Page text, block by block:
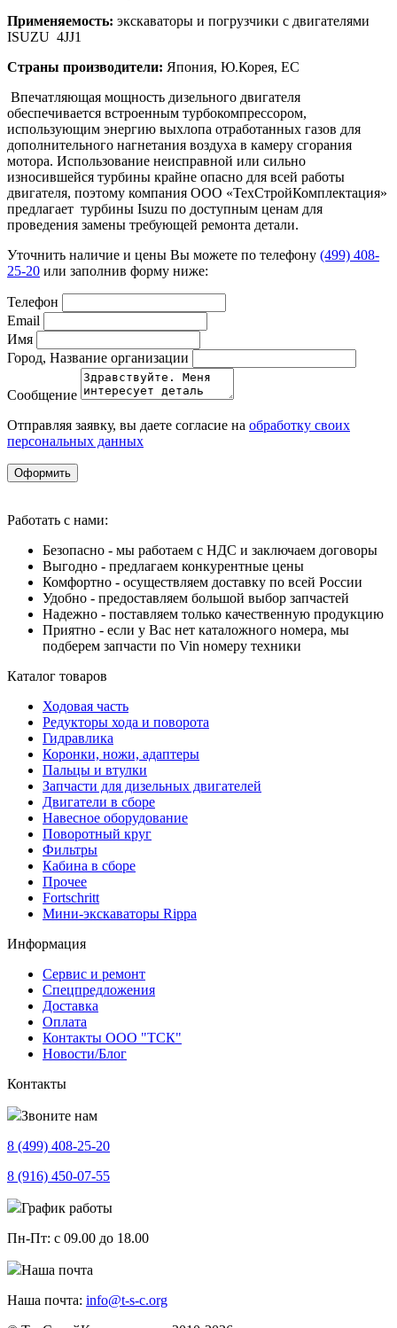
Применяемость: экскаваторы и погрузчики с двигателями
ISUZU 4JJ1
Страны производители: Япония, Ю.Корея, ЕС
Впечатляющая мощность дизельного двигателя
обеспечивается встроенным турбокомпрессором,
использующим энергию выхлопа отработанных газов для
дополнительного нагнетания воздуха в камеру сгорания
мотора. Использование неисправной или сильно
износившейся турбины крайне опасно для всей работы
двигателя, поэтому компания ООО «ТехСтройКомплектация»
предлагает турбины Isuzu по доступным ценам для
проведения замены требующей ремонта детали.
Уточнить наличие и цены Вы можете по телефону (499) 408-
25-20 или заполнив форму ниже:
Телефон
Email
Имя
Город, Название организации
Сообщение
Отправляя заявку, вы даете согласие на обработку своих
персональных данных
Оформить
Работать с нами:
Безопасно - мы работаем с НДС и заключаем договоры
Выгодно - предлагаем конкурентные цены
Комфортно - осуществляем доставку по всей России
Удобно - предоставляем большой выбор запчастей
Надежно - поставляем только качественную продукцию
Приятно - если у Вас нет каталожного номера, мы
подберем запчасти по Vin номеру техники
Каталог товаров
Ходовая часть
Редукторы хода и поворота
Гидравлика
Коронки, ножи, адаптеры
Пальцы и втулки
Запчасти для дизельных двигателей
Двигатели в сборе
Навесное оборудование
Поворотный круг
Фильтры
Кабина в сборе
Прочее
Fortschritt
Мини-экскаваторы Rippa
Информация
Сервис и ремонт
Спецпредложения
Доставка
Оплата
Контакты ООО "ТСК"
Новости/Блог
Контакты
Звоните нам
8 (499) 408-25-20
8 (916) 450-07-55
График работы
Пн-Пт: с 09.00 до 18.00
Наша почта
Наша почта: info@t-s-c.org